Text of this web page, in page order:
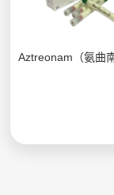
Aztreonam（氨曲南